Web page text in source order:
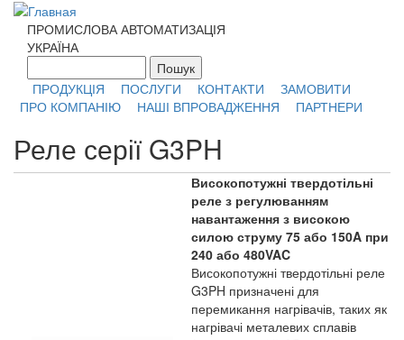
Перейти к основному содержанию
ПРОМИСЛОВА АВТОМАТИЗАЦІЯ
УКРАЇНА
Форма поиска
ПРОДУКЦІЯ
ПОСЛУГИ КОНТАКТИ
ЗАМОВИТИ
ПРО КОМПАНІЮ
НАШІ ВПРОВАДЖЕННЯ ПАРТНЕРИ
Реле серії G3PH
Високопотужні твердотільні
реле з регулюванням
навантаження з високою
силою струму 75 або 150A при
240 або 480VAC
Високопотужні твердотільні реле
G3PH призначені для
перемикання нагрівачів, таких як
нагрівачі металевих сплавів